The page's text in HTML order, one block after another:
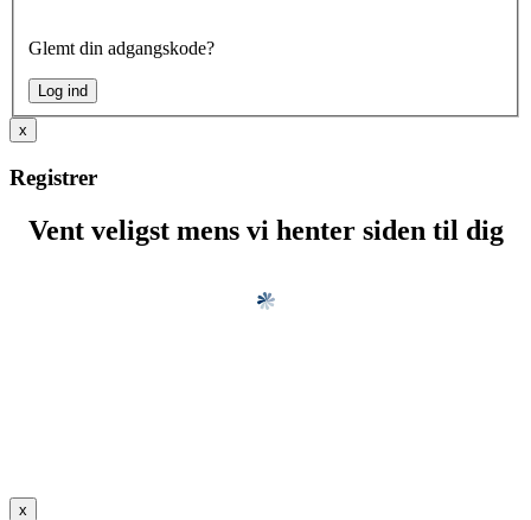
Glemt din adgangskode?
x
Registrer
Vent veligst mens vi henter siden til dig
x